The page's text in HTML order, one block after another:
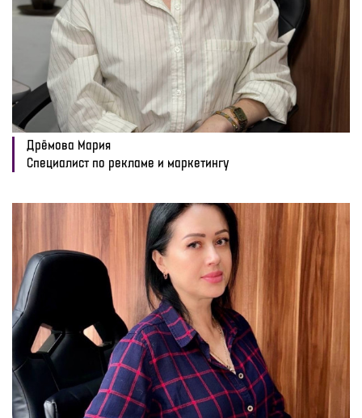
Дрёмова Мария
Специалист по рекламе и маркетингу